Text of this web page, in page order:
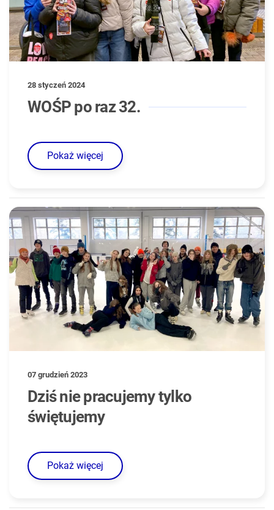
28 styczeń 2024
WOŚP po raz 32.
Pokaż więcej
07 grudzień 2023
Dziś nie pracujemy tylko
świętujemy
Pokaż więcej